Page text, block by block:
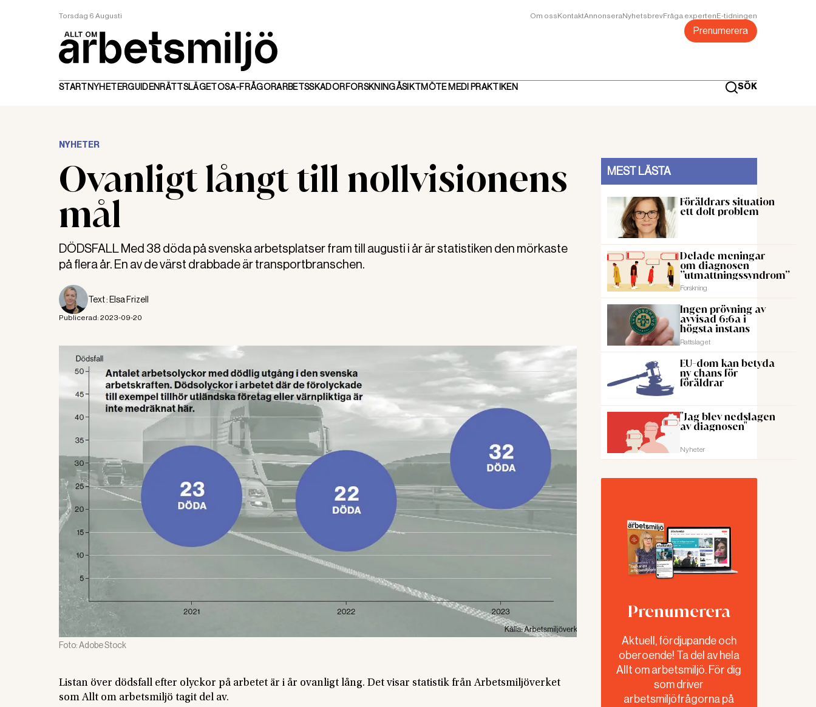
Torsdag 6 Augusti Om ossKontaktAnnonseraNyhetsbrevFråga expertenE-tidningen
Prenumerera
STARTNYHETERGUIDEN RÄTTSLÄGETOSA-FRÅGORARBETSSKADORFORSKNINGÅSIKTMÖTE MED I PRAKTIKEN SÖK
NYHETER
Ovanligt långt till nollvisionens
mål
DÖDSFALL Med 38 döda på svenska arbetsplatser fram till augusti i år är statistiken den mörkaste
på flera år. En av de värst drabbade är transportbranschen.
Text : Elsa Frizell
Publicerad: 2023-09-20
Foto:Adobe Stock
Listan över dödsfall efter olyckor på arbetet är i år ovanligt lång. Det visar statistik från Arbetsmiljöverket
som Allt om arbetsmiljö tagit del av.
MEST LÄSTA
Föräldrars situation
ett dolt problem
Delade meningar
om diagnosen
”utmattningssyndrom”
Forskning
Ingen prövning av
avvisad 6:6a i
högsta instans
Rattslaget
EU-dom kan betyda
ny chans för
föräldrar
"Jag blev nedslagen
av diagnosen"
Nyheter
Prenumerera
Aktuell, fördjupande och
oberoende! Ta del av hela
Allt om arbetsmiljö. För dig
som driver
arbetsmiljöfrågorna på